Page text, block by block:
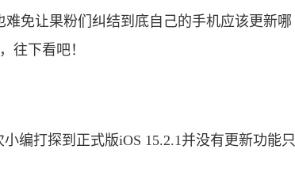
免让果粉们纠结到底自己的手机应该更新哪
往下看吧！
编打探到正式版iOS 15.2.1并没有更新功能只